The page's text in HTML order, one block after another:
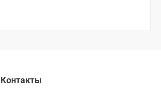
Контакты